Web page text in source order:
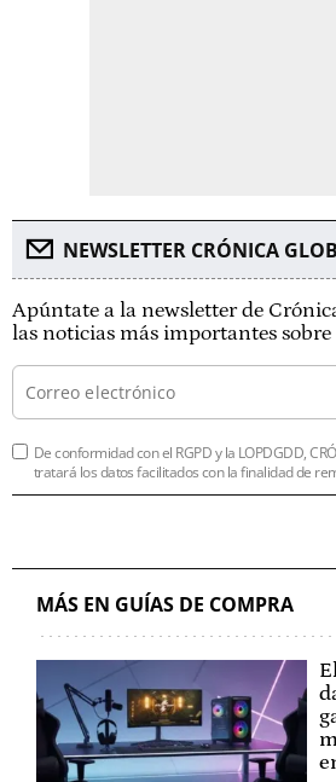
NEWSLETTER CRÓNICA
Apúntate a la newsletter de
las noticias más importantes
De conformidad con el RGPD y la LOPDGDD,
tratará los datos facilitados con la finalidad de
MÁS EN GUÍAS DE COMPRA